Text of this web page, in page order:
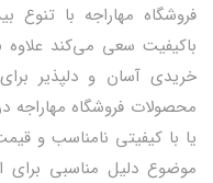
باکیفیت سعی می‌کند
خریدی آسان و دلپذیر
محصولات فروشگاه
یا با کیفیتی نامناسب و
موضوع دلیل مناسبی برای